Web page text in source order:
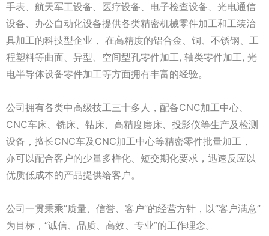
手表、航天军工设备、医疗设备、电子检查设备、光电通信
设备、办公自动化设备提供各类精密机械零件加工和工装治
具加工的科技型企业， 在高精度的铝合金、铜、不锈钢、工
程塑料等曲面、异型、空间型孔零件加工, 轴类零件加工, 光
电半导体设备零件加工等方面拥有丰富的经验。
公司拥有各类中高级技工三十多人，配备CNC加工中心、
CNC车床、铣床、钻床、高精度磨床、投影仪等生产及检测
设备，擅长CNC车及CNC加工中心等精密零件批量加工，
亦可以配合客户的少量多样化、短交期化要求，迅速反应以
优质低成本的产品提供给客户。
公司一贯秉乘“质量、信誉、客户”的经营方针，以“客户满意”
为目标，“诚信、品质、高效、专业”的工作理念。